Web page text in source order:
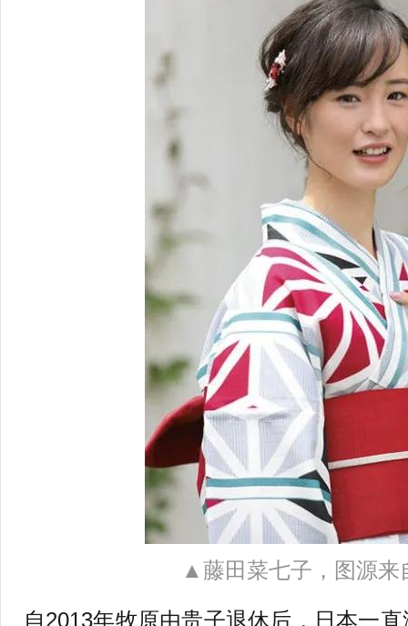
▲藤田菜七子，图源来
自2013年牧原由贵子退休后，日本一